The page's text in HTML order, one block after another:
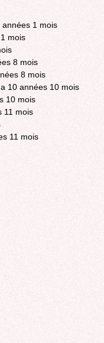
années 1 mois
mois
8 mois
8 mois
10 années 10 mois
10 mois
11 mois
11 mois